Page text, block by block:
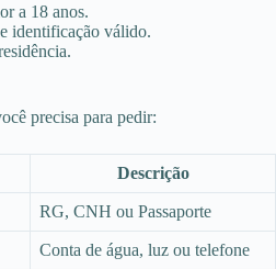
a 18 anos.
identificação válido.
precisa para pedir:
Descrição
RG, CNH ou Passaporte
Conta de água, luz ou telefone